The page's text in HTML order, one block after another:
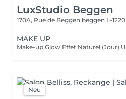
LuxStudio Beggen
170A, Rue de Beggen beggen L-1220
MAKE UP
Neu